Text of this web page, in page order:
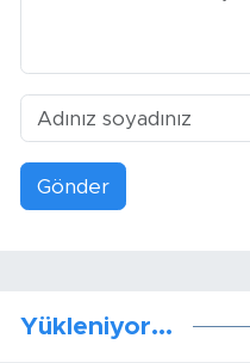
Gönder
Yükleniyor...